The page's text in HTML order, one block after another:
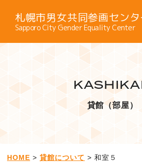
札幌市男女共同参画センタ
Sapporo City Gender Equality Center
貸館（部屋）
HOME > 貸館について > 和室５